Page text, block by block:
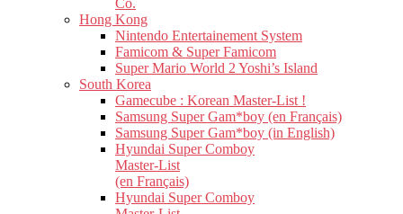
Co.
Hong Kong
Nintendo Entertainement System
Famicom & Super Famicom
Super Mario World 2 Yoshi’s Island
South Korea
Gamecube : Korean Master-List !
Samsung Super Gam*boy (en Français)
Samsung Super Gam*boy (in English)
Hyundai Super Comboy
Master-List
(en Français)
Hyundai Super Comboy